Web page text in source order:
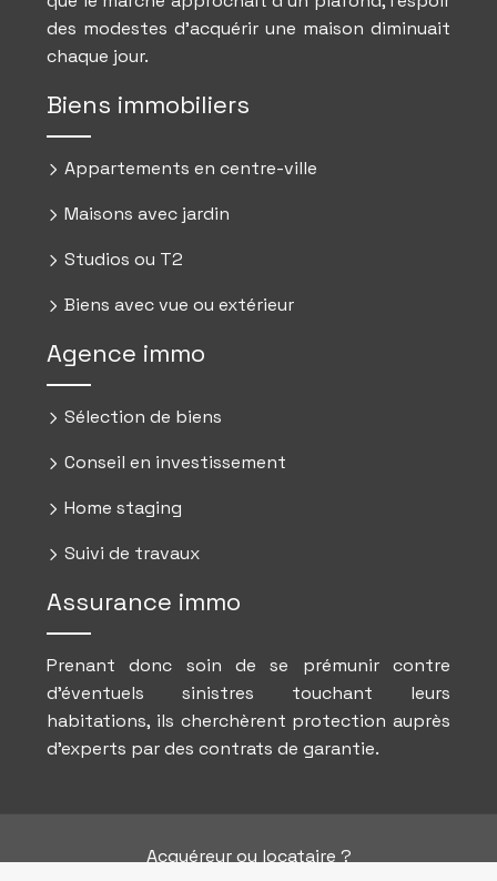
des modestes d’acquérir une maison diminuait
chaque jour.
Biens immobiliers
Appartements en centre-ville
Maisons avec jardin
Studios ou T2
Biens avec vue ou extérieur
Agence immo
Sélection de biens
Conseil en investissement
Home staging
Suivi de travaux
Assurance immo
Prenant donc soin de se prémunir contre
d’éventuels sinistres touchant leurs
habitations, ils cherchèrent protection auprès
d’experts par des contrats de garantie.
Acquéreur ou locataire ?